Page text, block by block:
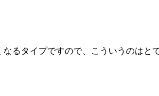
るタイプですので、こういうのはと